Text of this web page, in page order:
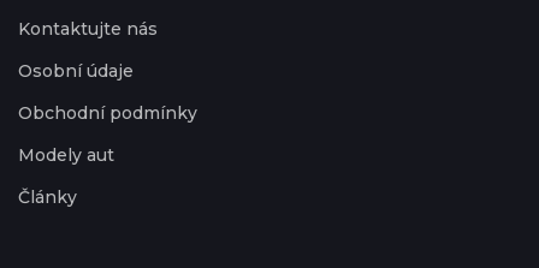
Kontaktujte nás
Osobní údaje
Obchodní podmínky
Modely aut
Články